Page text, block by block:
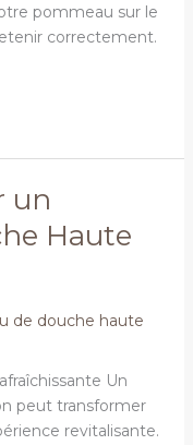
pommeau sur le
correctement.
un
Haute
de douche haute
Un
peut transformer
revitalisante.